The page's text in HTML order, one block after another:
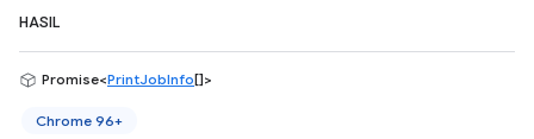
HASIL
Promise<PrintJobInfo[]>
Chrome 96+